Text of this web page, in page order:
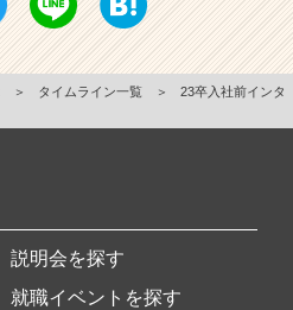
＞ タイムライン一覧 ＞
23卒入社前インタ
説明会を探す
就職イベントを探す